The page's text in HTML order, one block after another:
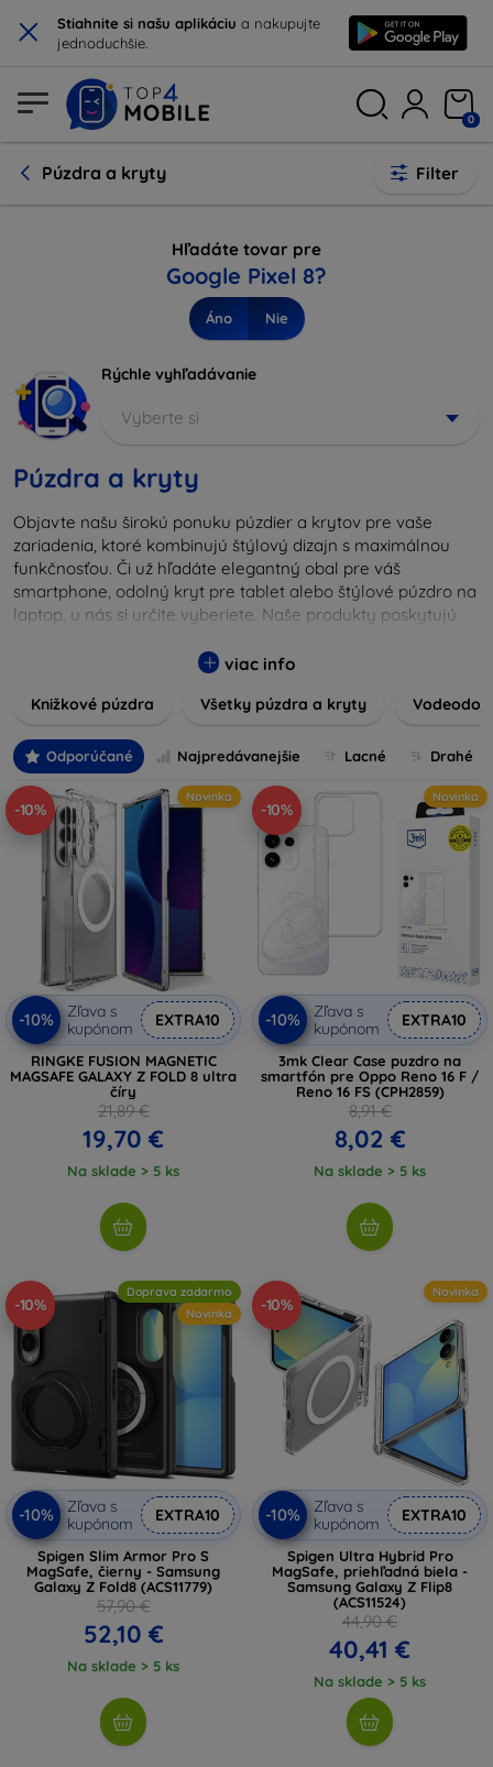
× Stiahnite si našu aplikáciu a nakupujte
jednoduchšie.
0
Púzdra a kryty Filter
Hľadáte tovar pre
Google Pixel 8?
Áno Nie
Rýchle vyhľadávanie
Vyberte si
Púzdra a kryty
Objavte našu širokú ponuku púzdier a krytov pre vaše
zariadenia, ktoré kombinujú štýlový dizajn s maximálnou
funkčnosťou. Či už hľadáte elegantný obal pre váš
smartphone, odolný kryt pre tablet alebo štýlové púzdro na
laptop, u nás si určite vyberiete. Naše produkty poskytujú
nárazmi, pričom zohľadňujú aj estetické a praktické
našli ten pravý doplnok pre vaše zariadenie. Naše púzdra a
kryty sú nielen praktické, ale aj módne, takže sa stanú
neoddeliteľnou súčasťou vášho každodenného outfitu. Pre
milovníkov technológií alebo tých, ktorí chcú len ochrániť
svoju investíciu, sme tu práve pre vás.
viac info
Knižkové púzdra Všetky púzdra a kryty
Odporúčané Najpredávanejšie Lacné Drahé
-10%
Novinka
-10%
Zľava s
kupónom
EXTRA10
RINGKE FUSION MAGNETIC
MAGSAFE GALAXY Z FOLD 8 ultra
číry
21,89 €
19,70 €
Na sklade > 5 ks
-10%
Novinka
-10%
Zľava s
kupónom
EXTRA10
3mk Clear Case puzdro na
smartfón pre Oppo Reno 16 F /
Reno 16 FS (CPH2859)
8,91 €
8,02 €
Na sklade > 5 ks
-10%
Doprava zadarmo
Novinka
-10%
Zľava s
kupónom
EXTRA10
Spigen Slim Armor Pro S
MagSafe, čierny - Samsung
Galaxy Z Fold8 (ACS11779)
57,90 €
52,10 €
Na sklade > 5 ks
-10%
Novinka
-10%
Zľava s
kupónom
EXTRA10
Spigen Ultra Hybrid Pro
MagSafe, priehľadná biela -
Samsung Galaxy Z Flip8
(ACS11524)
44,90 €
40,41 €
Na sklade > 5 ks